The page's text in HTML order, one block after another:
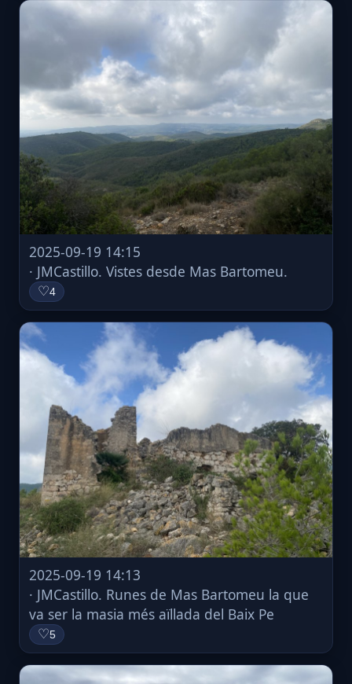
2025-09-19 14:15
· JMCastillo. Vistes desde Mas Bartomeu.
♡4
2025-09-19 14:13
· JMCastillo. Runes de Mas Bartomeu la que
va ser la masia més aïllada del Baix Pe
♡5